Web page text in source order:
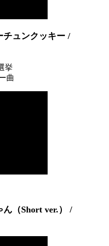
チュンクッキー /
挙
曲
ん（Short ver.） /